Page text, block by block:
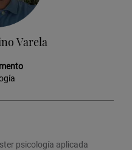
Varela
psicología aplicada